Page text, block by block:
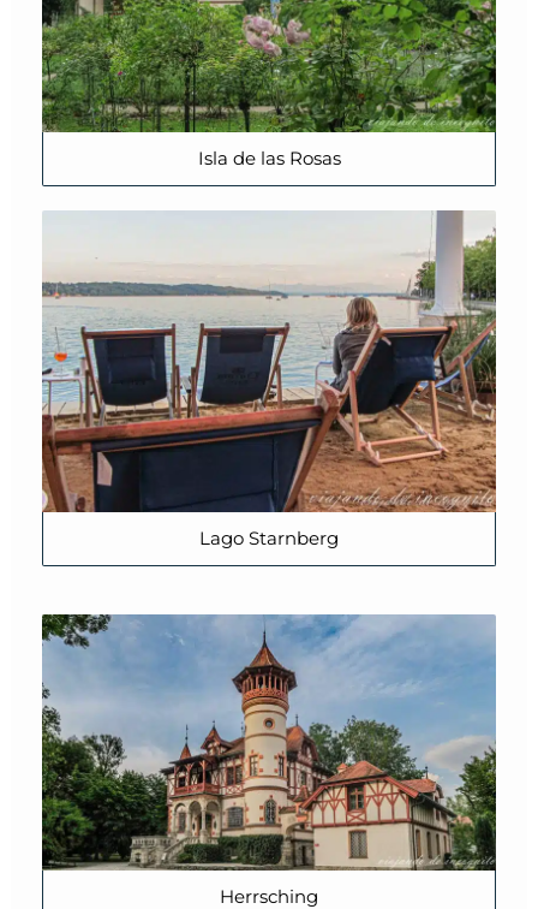
Isla de las Rosas
Lago Starnberg
Herrsching